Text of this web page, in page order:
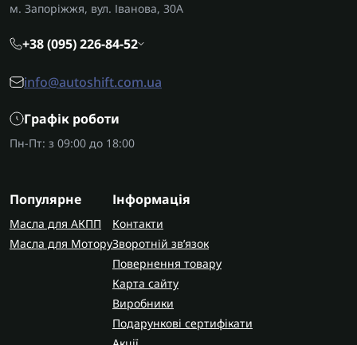
м. Запоріжжя, вул. Іванова, 30А
+38 (095) 226-84-52
info@autoshift.com.ua
Графік роботи
Пн-Пт: з 09:00 до 18:00
Популярне
Масла для АКПП
Масла для Мотору
Інформація
Контакти
Зворотній зв’язок
Повернення товару
Карта сайту
Виробники
Подарункові сертифікати